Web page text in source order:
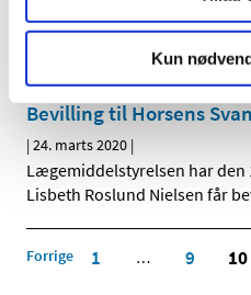
Kun
På grund af
børn skrider
Bevilling til Horsens
| 24. marts 2020 |
Lægemiddelstyrelsen har den
Lisbeth Roslund Nielsen får
Forrige 1 … 9 10